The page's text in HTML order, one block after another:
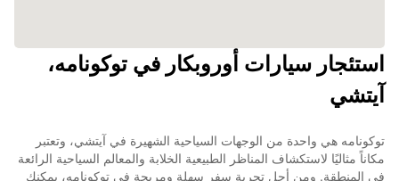
استئجار سيارات أوروبكار في توكونامه،
آيتشي
توكونامه هي واحدة من الوجهات السياحية الشهيرة في آيتشي، وتعتبر
مكاناً مثاليًا لاستكشاف المناظر الطبيعية الخلابة والمعالم السياحية الرائعة
في المنطقة. ومن أجل تجربة سفر سهلة ومريحة في توكونامه، يمكنك